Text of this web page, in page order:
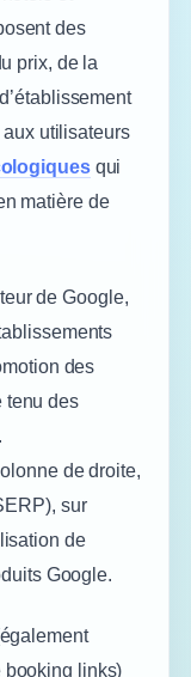
des
prix, de la
aux utilisateurs
qui
matière de
de Google,
des
tenu des
de droite,
sur
de
Google.
booking links)